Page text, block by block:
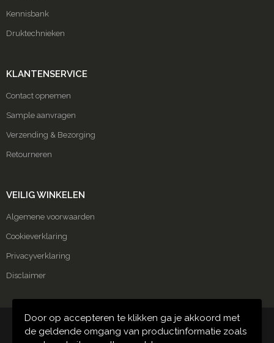
Kennisbank
Druktechnieken
KLANTENSERVICE
Contact opnemen
Sample aanvragen
Verzending & Bezorging
Retourneren
VEILIG WINKELEN
Algemene voorwaarden
Cookieverklaring
Privacyverklaring
Disclaimer
© Copyright Carmako 2024
Door op accepteren te klikken ga je akkoord met
de geldende omgang van productinformatie zoals